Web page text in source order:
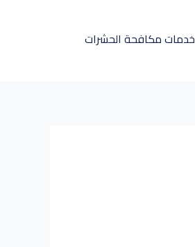
خدمات مكافحة الحشرات